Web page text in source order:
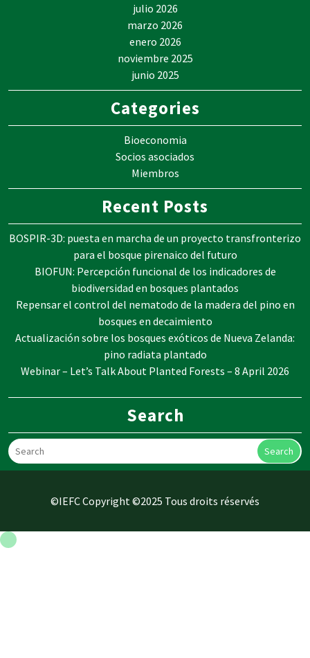
julio 2026
marzo 2026
enero 2026
noviembre 2025
junio 2025
Categories
Bioeconomia
Socios asociados
Miembros
Recent Posts
BOSPIR-3D: puesta en marcha de un proyecto transfronterizo
para el bosque pirenaico del futuro
BIOFUN: Percepción funcional de los indicadores de
biodiversidad en bosques plantados
Repensar el control del nematodo de la madera del pino en
bosques en decaimiento
Actualización sobre los bosques exóticos de Nueva Zelanda:
pino radiata plantado
Webinar – Let’s Talk About Planted Forests – 8 April 2026
Search
Search
©IEFC Copyright ©2025 Tous droits réservés